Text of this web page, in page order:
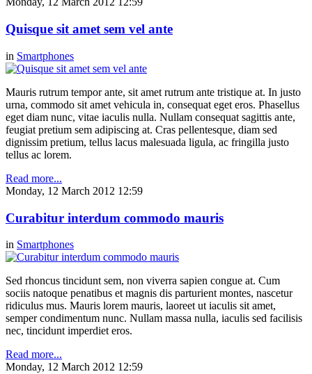
Quisque sit amet sem vel ante
in Smartphones
Mauris rutrum tempor ante, sit amet rutrum ante tristique at. In justo
urna, commodo sit amet vehicula in, consequat eget eros. Phasellus
eget diam nunc, vitae iaculis nulla. Nullam consequat sagittis ante,
feugiat pretium sem adipiscing at. Cras pellentesque, diam sed
dignissim pretium, tellus lacus malesuada ligula, ac fringilla justo
tellus ac lorem.
Read more...
Monday, 12 March 2012 12:59
Curabitur interdum commodo mauris
in Smartphones
Sed rhoncus tincidunt sem, non viverra sapien congue at. Cum
sociis natoque penatibus et magnis dis parturient montes, nascetur
ridiculus mus. Mauris lorem mauris, laoreet ut iaculis sit amet,
semper condimentum nunc. Nullam massa nulla, iaculis sed facilisis
nec, tincidunt imperdiet eros.
Read more...
Monday, 12 March 2012 12:59